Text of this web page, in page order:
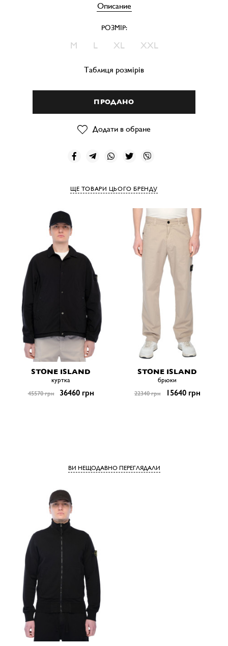
Описание
РОЗМІР:
M L XL XXL
Таблиця розмірів
ПРОДАНО
Додати в обране
ЩЕ ТОВАРИ ЦЬОГО БРЕНДУ
STONE ISLAND
куртка
45570 грн 36460 грн
STONE ISLAND
брюки
22340 грн 15640 грн
ВИ НЕЩОДАВНО ПЕРЕГЛЯДАЛИ